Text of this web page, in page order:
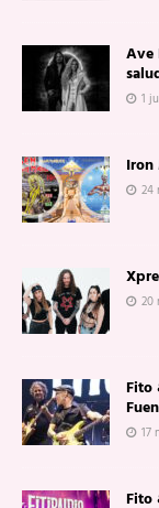
Ave
1
24
20
Fito
17
Fito